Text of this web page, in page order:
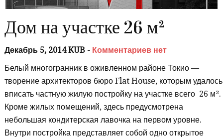
Дом на участке 26 м²
Декабрь 5, 2014 KUB - Комментариев нет
Белый многогранник в оживленном районе Токио —
творение архитекторов бюро Flat House, которым удалось
вписать частную жилую постройку на участке всего 26 м².
Кроме жилых помещений, здесь предусмотрена
небольшая кондитерская лавочка на первом уровне.
Внутри постройка представляет собой одно открытое